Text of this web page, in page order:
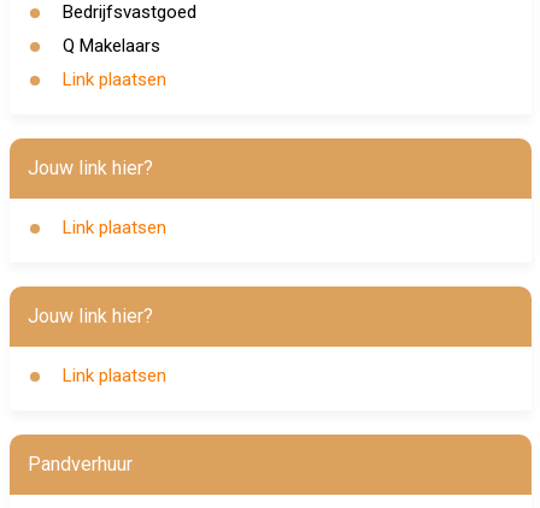
Bedrijfsvastgoed
Q Makelaars
Link plaatsen
Jouw link hier?
Link plaatsen
Jouw link hier?
Link plaatsen
Pandverhuur